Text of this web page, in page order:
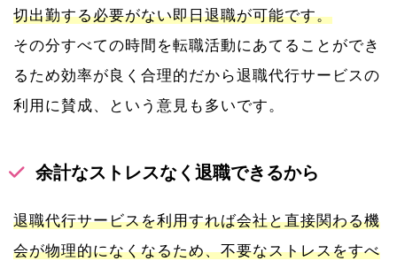
切出勤する必要がない即日退職が可能です。
その分すべての時間を転職活動にあてることができ
るため効率が良く合理的だから退職代行サービスの
利用に賛成、という意見も多いです。
余計なストレスなく退職できるから
退職代行サービスを利用すれば会社と直接関わる機
会が物理的になくなるため、不要なストレスをすべ